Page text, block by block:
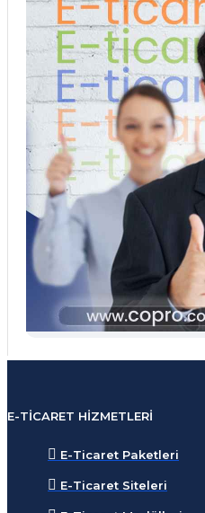
E-TICARET HIZMETLERI
E-Ticaret Paketleri
E-Ticaret Siteleri